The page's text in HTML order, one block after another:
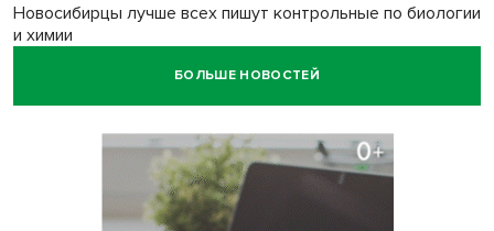
Новосибирцы лучше всех пишут контрольные по биологии
и химии
БОЛЬШЕ НОВОСТЕЙ